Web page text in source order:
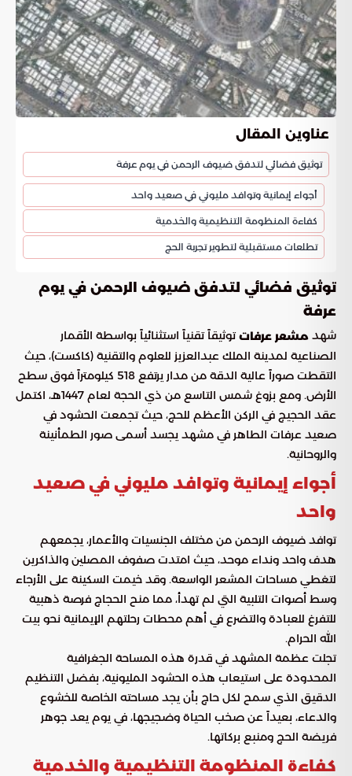
عناوين المقال
توثيق فضائي لتدفق ضيوف الرحمن في يوم عرفة
أجواء إيمانية وتوافد مليوني في صعيد واحد
كفاءة المنظومة التنظيمية والخدمية
تطلعات مستقبلية لتطوير تجربة الحج
توثيق فضائي لتدفق ضيوف الرحمن في يوم
عرفة
شهد مشعر عرفاتتوثيقاً تقنياً استثنائياً بواسطة الأقمار
الصناعية لمدينة الملك عبدالعزيز للعلوم والتقنية (كاكست)، حيث
التقطت صوراً عالية الدقة من مدار يرتفع 518 كيلومتراً فوق سطح
الأرض. ومع بزوغ شمس التاسع من ذي الحجة لعام 1447هـ، اكتمل
عقد الحجيج في الركن الأعظم للحج، حيث تجمعت الحشود في
صعيد عرفات الطاهر في مشهد يجسد أسمى صور الطمأنينة
والروحانية.
أجواء إيمانية وتوافد مليوني في صعيد
واحد
توافد ضيوف الرحمن من مختلف الجنسيات والأعمار، يجمعهم
هدف واحد ونداء موحد، حيث امتدت صفوف المصلين والذاكرين
لتغطي مساحات المشعر الواسعة. وقد خيمت السكينة على الأرجاء
وسط أصوات التلبية التي لم تهدأ، مما منح الحجاج فرصة ذهبية
للتفرغ للعبادة والتضرع في أهم محطات رحلتهم الإيمانية نحو بيت
الله الحرام.
تجلت عظمة المشهد في قدرة هذه المساحة الجغرافية
المحدودة على استيعاب هذه الحشود المليونية، بفضل التنظيم
الدقيق الذي سمح لكل حاج بأن يجد مساحته الخاصة للخشوع
والدعاء، بعيداً عن صخب الحياة وضجيجها، في يوم يعد جوهر
فريضة الحج ومنبع بركاتها.
كفاءة المنظومة التنظيمية والخدمية